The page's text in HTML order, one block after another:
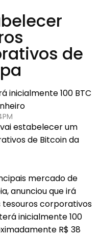
de
inicialmente 100 BTC
mercado de
anunciou que irá
corporativos
inicialmente 100
R$ 38